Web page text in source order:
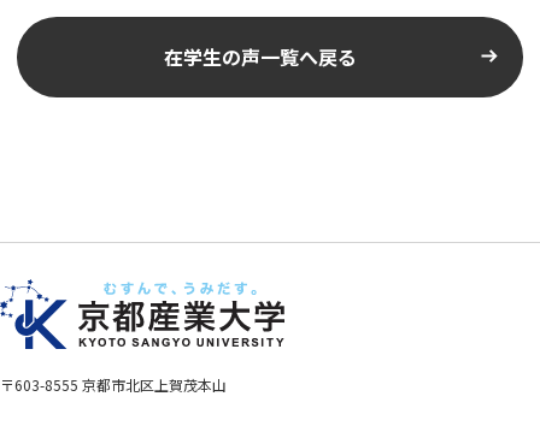
在学生の声一覧へ戻る
〒603-8555 京都市北区上賀茂本山